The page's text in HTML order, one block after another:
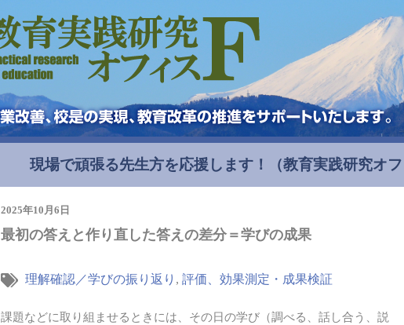
現場で頑張る先生方を応援します！ （教育実践研究オ
2025年10月6日
最初の答えと作り直した答えの差分＝学びの成果
理解確認／学びの振り返り ,評価、効果測定・成果検証
課題などに取り組ませるときには、その日の学び（調べる、話し合う、説